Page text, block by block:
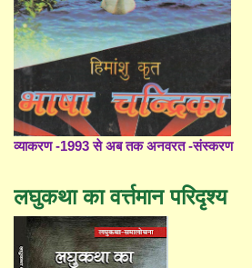
व्याकरण -1993 से अब तक अनवरत -संस्करण
लघुकथा का वर्त्तमान परिदृश्य